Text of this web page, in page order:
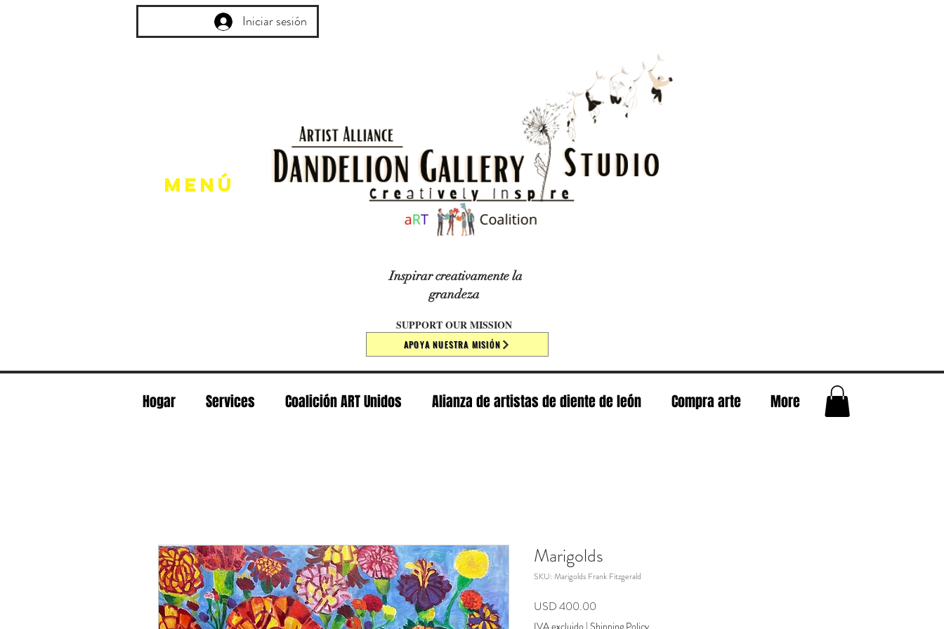
Iniciar sesión
Menú
​​​Inspirar creativamente la
grandeza
SUPPORT OUR MISSION
APOYA NUESTRA MISIÓN
Hogar Services Coalición ART Unidos Alianza de artistas de diente de león Compra arte More
Marigolds
SKU: Marigolds Frank Fitzgerald
USD 400.00